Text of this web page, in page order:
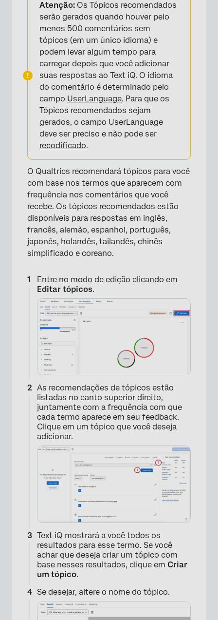
Atenção: Os Tópicos recomendados
serão gerados quando houver pelo
menos 500 comentários sem
tópicos (em um único idioma) e
podem levar algum tempo para
carregar depois que você adicionar
suas respostas ao Text iQ. O idioma
do comentário é determinado pelo
campo UserLanguage. Para que os
Tópicos recomendados sejam
gerados, o campo UserLanguage
deve ser preciso e não pode ser
recodificado.
O Qualtrics recomendará tópicos para você
com base nos termos que aparecem com
frequência nos comentários que você
recebe. Os tópicos recomendados estão
disponíveis para respostas em inglês,
francês, alemão, espanhol, português,
japonês, holandês, tailandês, chinês
simplificado e coreano.
Entre no modo de edição clicando em
Editar tópicos.
As recomendações de tópicos estão
listadas no canto superior direito,
juntamente com a frequência com que
cada termo aparece em seu feedback.
Clique em um tópico que você deseja
adicionar.
Text iQ mostrará a você todos os
resultados para esse termo. Se você
achar que deseja criar um tópico com
base nesses resultados, clique em Criar
um tópico.
Se desejar, altere o nome do tópico.